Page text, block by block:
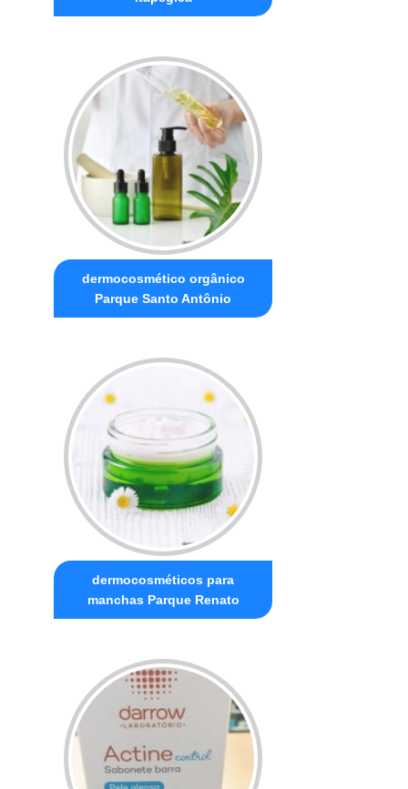
dermocosmético orgânico
Parque Santo Antônio
dermocosméticos para
manchas Parque Renato